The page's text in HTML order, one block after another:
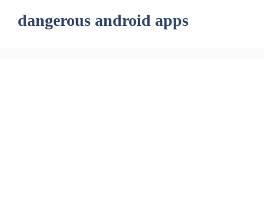
dangerous android apps